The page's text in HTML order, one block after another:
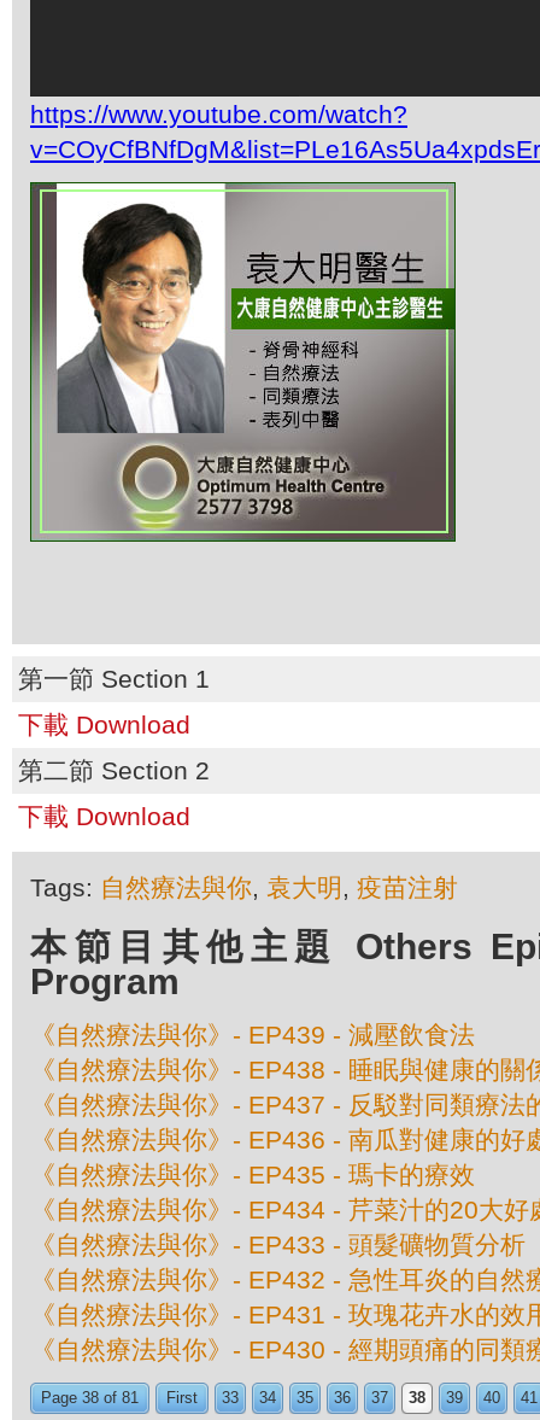
https://www.youtube.com/watch?
第一節 Section 1
下載 Download
第二節 Section 2
下載 Download
Tags: 自然療法與你, 袁大明 , 疫苗注射
本節目其他主題 Others
Program
《自然療法與你》- EP439 - 減壓飲食法
《自然療法與你》- EP438 - 睡眠與健康的關
《自然療法與你》- EP437 - 反駁對同類療法
《自然療法與你》- EP436 - 南瓜對健康的好
《自然療法與你》- EP435 - 瑪卡的療效
《自然療法與你》- EP434 - 芹菜汁的20大好
《自然療法與你》- EP433 - 頭髮礦物質分析
《自然療法與你》- EP432 - 急性耳炎的自然
《自然療法與你》- EP431 - 玫瑰花卉水的效
《自然療法與你》- EP430 - 經期頭痛的同類
Page 38 of 81 First 33 34 35 36 37 38 39 40 41